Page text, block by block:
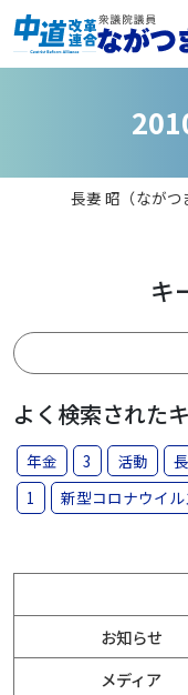
201
長妻 昭（ながつ
キ
よく検索された
年金 3 活動
1
新型コロナウイル
お知らせ
メディア